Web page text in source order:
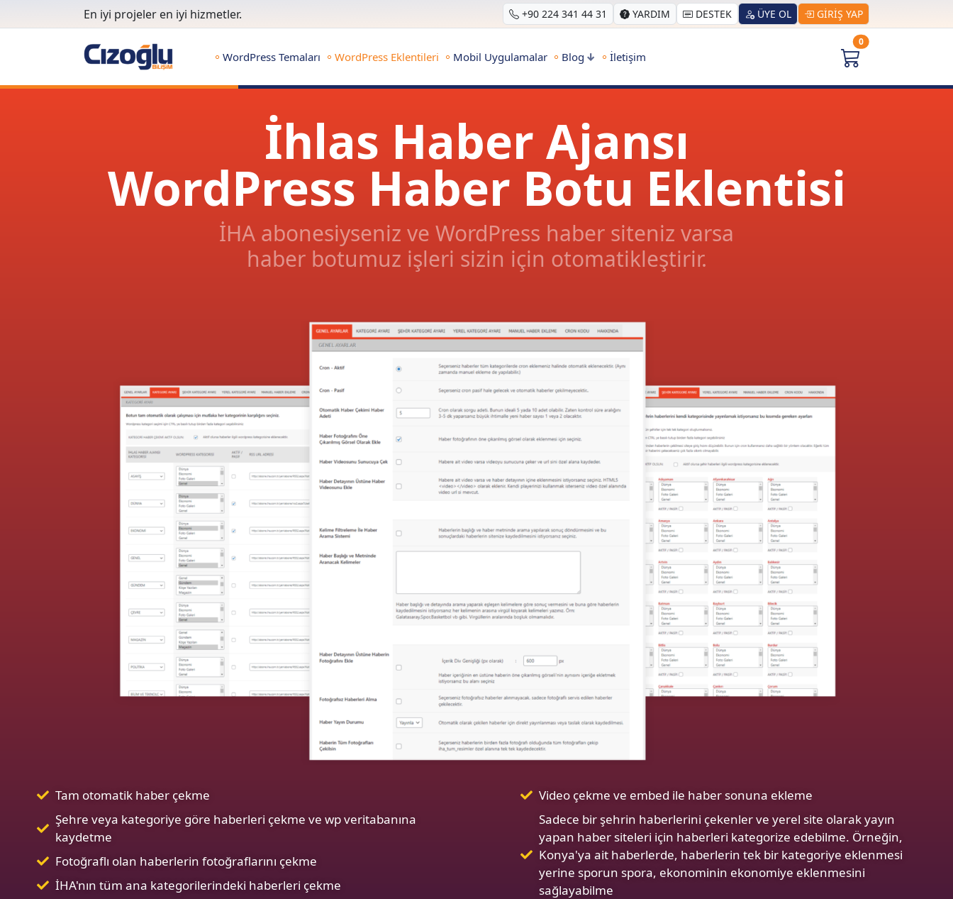
En iyi projeler en iyi hizmetler. +90 224 341 44 31 YARDIM DESTEK ÜYE OL GİRİŞ YAP
WordPress Temaları WordPress Eklentileri Mobil Uygulamalar Blog İletişim
0
İhlas Haber Ajansı
WordPress Haber Botu Eklentisi
İHA abonesiyseniz ve WordPress haber siteniz varsa
haber botumuz işleri sizin için otomatikleştirir.
Tam otomatik haber çekme
Şehre veya kategoriye göre haberleri çekme ve wp veritabanına
kaydetme
Fotoğraflı olan haberlerin fotoğraflarını çekme
İHA'nın tüm ana kategorilerindeki haberleri çekme
Video çekme ve embed ile haber sonuna ekleme
Sadece bir şehrin haberlerini çekenler ve yerel site olarak yayın
yapan haber siteleri için haberleri kategorize edebilme. Örneğin,
Konya'ya ait haberlerde, haberlerin tek bir kategoriye eklenmesi
yerine sporun spora, ekonominin ekonomiye eklenmesini
sağlayabilme